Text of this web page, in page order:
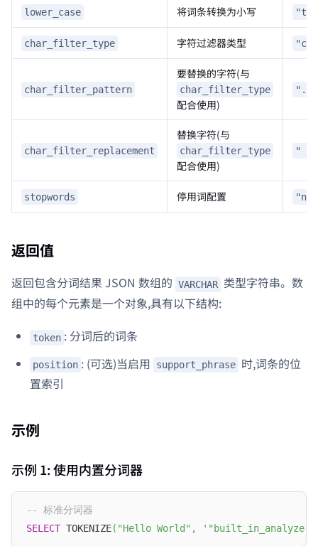
lower_case 将词条转换为小写
char_filter_type 字符过滤器类型
char_filter_pattern
要替换的字符(与
char_filter_type
配合使用)
char_filter_replacement
替换字符(与
char_filter_type
配合使用)
" "
stopwords 停用词配置
返回值
返回包含分词结果 JSON 数组的 VARCHAR 类型字符串。数
组中的每个元素是一个对象,具有以下结构:
token : 分词后的词条
position : (可选)当启用 support_phrase 时,词条的位
置索引
示例
示例 1: 使用内置分词器
-- 标准分词器
SELECT TOKENIZE( "Hello World" ,